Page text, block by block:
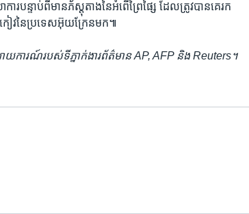
បន្ទាប់ពី​មាន​ភ័ស្តុតាង​នៃ​អំពើ​ព្រៃផ្សៃ​ ដែល​ត្រូវ​បាន​គេ​រក
ៀវ​នៃ​ប្រទេស​អ៊ុយក្រែនមក៕
យការណ៍​របស់​ទីភ្នាក់ងារ​ព័ត៌មាន AP, AFP និង Reuters។